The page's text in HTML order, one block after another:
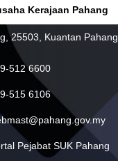
Kerajaan Pahang
25503, Kuantan Pahang
512 6600
515 6106
Pejabat SUK Pahang